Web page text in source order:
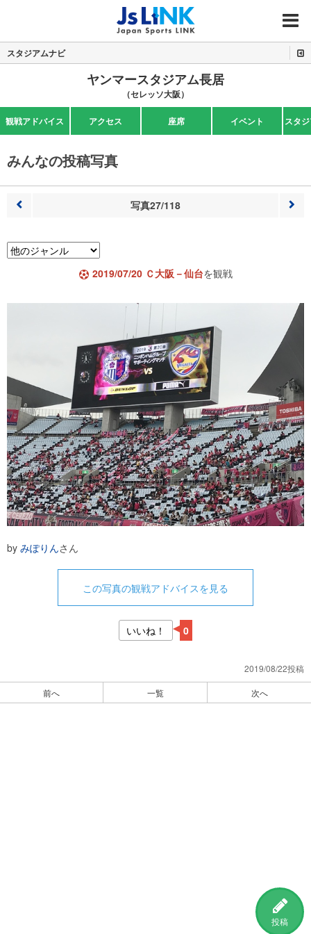
MENU
投稿
スタジアムナビ
ヤンマースタジアム長居
（セレッソ大阪）
観戦アドバイス アクセス 座席 イベント スタ
みんなの投稿写真
写真27/118
2019/07/20 Ｃ大阪－仙台を観戦
by みぽりんさん
この写真の観戦アドバイスを見る
いいね！ 0
2019/08/22投稿
前へ 一覧 次へ